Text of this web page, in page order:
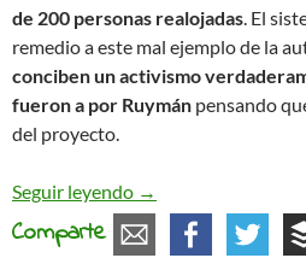
de 200 personas realojadas. El
remedio a este mal ejemplo de la
conciben un activismo
fueron a por Ruymán pensando
del proyecto.
Seguir leyendo Montajes policiales
→
Comparte